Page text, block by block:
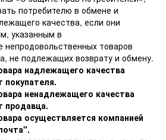
потребителю в обмене и
качества, если они
указанным в
непродовольственных товаров
не подлежащих возврату и обмену.
надлежащего качества
покупателя.
ненадлежащего качества
продавца.
осуществляется компанией